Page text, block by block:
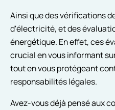
Ainsi que des vérifications
d'électricité, et des
énergétique. En effet, ces
crucial en vous informant
tout en vous protégeant
responsabilités légales.
Avez-vous déjà pensé aux